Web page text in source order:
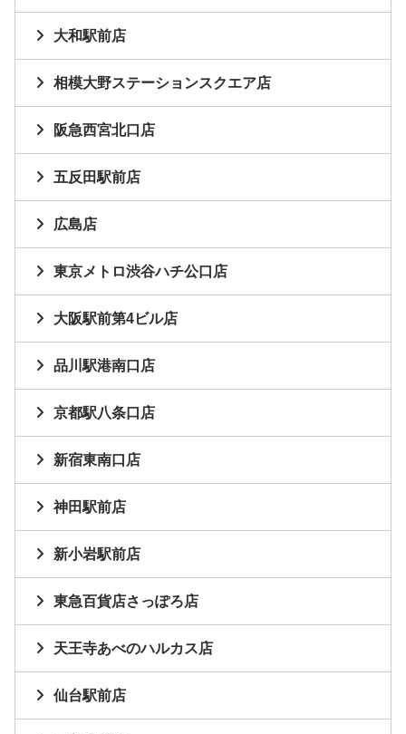
大和駅前店
相模大野ステーションスクエア店
阪急西宮北口店
五反田駅前店
広島店
東京メトロ渋谷ハチ公口店
大阪駅前第4ビル店
品川駅港南口店
京都駅八条口店
新宿東南口店
神田駅前店
新小岩駅前店
東急百貨店さっぽろ店
天王寺あべのハルカス店
仙台駅前店